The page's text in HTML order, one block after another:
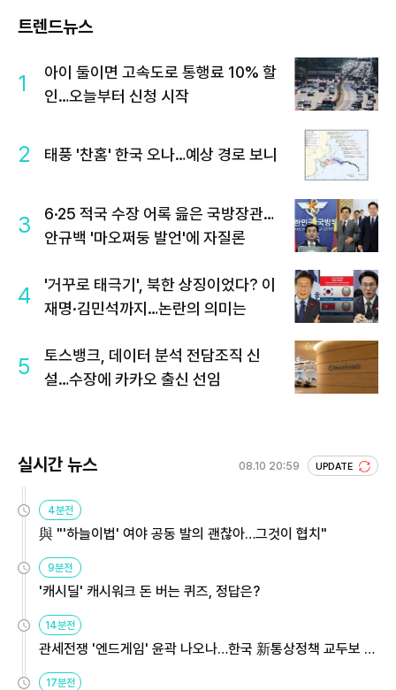
트렌드뉴스
1
아이 둘이면 고속도로 통행료 10% 할
인…오늘부터 신청 시작
2 태풍 '찬홈' 한국 오나…예상 경로 보니
3
6·25 적국 수장 어록 읊은 국방장관…
안규백 '마오쩌둥 발언'에 자질론
4
'거꾸로 태극기', 북한 상징이었다? 이
재명·김민석까지…논란의 의미는
5
토스뱅크, 데이터 분석 전담조직 신
설…수장에 카카오 출신 선임
실시간 뉴스 08.10 20:59 UPDATE
4분전
與 "'하늘이법' 여야 공동 발의 괜찮아…그것이 협치"
9분전
'캐시딜' 캐시워크 돈 버는 퀴즈, 정답은?
14분전
관세전쟁 '엔드게임' 윤곽 나오나…한국 新통상정책 교두보 활
17분전